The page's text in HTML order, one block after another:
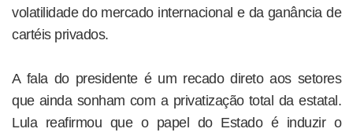
volatilidade do mercado internacional e da ganância de
cartéis privados.
A fala do presidente é um recado direto aos setores
que ainda sonham com a privatização total da estatal.
Lula reafirmou que o papel do Estado é induzir o